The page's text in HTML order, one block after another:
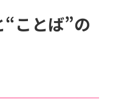
ことば”の